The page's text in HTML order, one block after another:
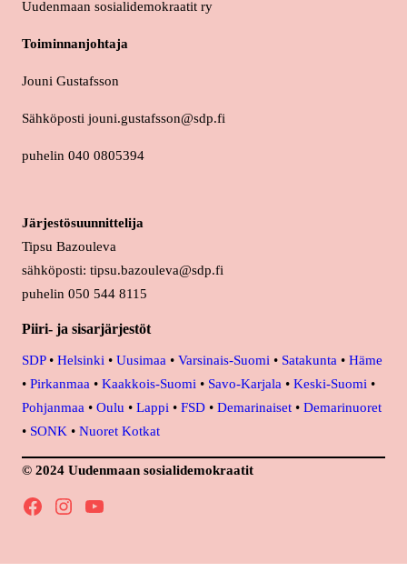
Uudenmaan sosialidemokraatit ry
Toiminnanjohtaja
Jouni Gustafsson
Sähköposti jouni.gustafsson@sdp.fi
puhelin 040 0805394
Järjestösuunnittelija
Tipsu Bazouleva
sähköposti: tipsu.bazouleva@sdp.fi
puhelin 050 544 8115
Piiri- ja sisarjärjestöt
SDP• Helsinki • Uusimaa • Varsinais-Suomi • Satakunta • Häme
• Pirkanmaa • Kaakkois-Suomi • Savo-Karjala • Keski-Suomi •
Pohjanmaa • Oulu • Lappi • FSD • Demarinaiset • Demarinuoret
• SONK • Nuoret Kotkat
© 2024 Uudenmaan sosialidemokraatit
Facebook Instagram YouTube